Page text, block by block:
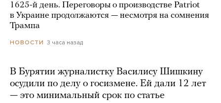
1625-й день. Переговоры о производстве Patriot
в Украине продолжаются — несмотря на сомнения
Трампа
НОВОСТИ 3 часа назад
В Бурятии журналистку Василису Шишкину
осудили по делу о госизмене. Ей дали 12 лет
— это минимальный срок по статье